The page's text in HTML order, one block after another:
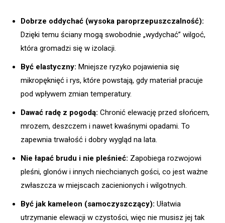
Dobrze oddychać (wysoka paroprzepuszczalność):
Dzięki temu ściany mogą swobodnie „wydychać” wilgoć,
która gromadzi się w izolacji.
Być elastyczny: Mniejsze ryzyko pojawienia się
mikropęknięć i rys, które powstają, gdy materiał pracuje
pod wpływem zmian temperatury.
Dawać radę z pogodą: Chronić elewację przed słońcem,
mrozem, deszczem i nawet kwaśnymi opadami. To
zapewnia trwałość i dobry wygląd na lata.
Nie łapać brudu i nie pleśnieć: Zapobiega rozwojowi
pleśni, glonów i innych niechcianych gości, co jest ważne
zwłaszcza w miejscach zacienionych i wilgotnych.
Być jak kameleon (samoczyszczący): Ułatwia
utrzymanie elewacji w czystości, więc nie musisz jej tak